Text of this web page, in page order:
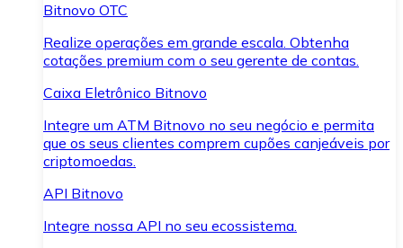
Bitnovo OTC
Realize operações em grande escala. Obtenha
cotações premium com o seu gerente de contas.
Caixa Eletrônico Bitnovo
Integre um ATM Bitnovo no seu negócio e permita
que os seus clientes comprem cupões canjeáveis por
criptomoedas.
API Bitnovo
Integre nossa API no seu ecossistema.